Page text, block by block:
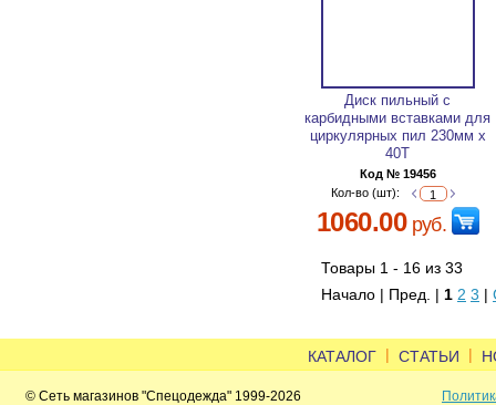
Диск пильный с
карбидными вставками для
циркулярных пил 230мм х
40Т
Код № 19456
Кол-во (шт):
1060.00руб.
Товары 1 - 16 из 33
Начало | Пред. | 1 2 3 |
КАТАЛОГ | СТАТЬИ |
© Сеть магазинов "Спецодежда" 1999-2026